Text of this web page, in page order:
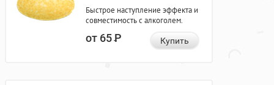
Быстрое наступление эффекта и
совместимость с алкоголем.
от 65Р Купить